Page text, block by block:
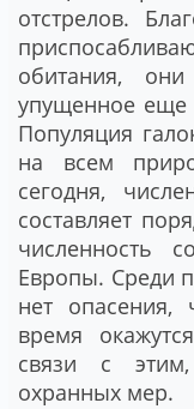
отстрелов.
обитания,
упущенное еще
Популяция
на всем
сегодня,
составляет
численность
Европы. Среди
нет
время
связи с
охранных мер.